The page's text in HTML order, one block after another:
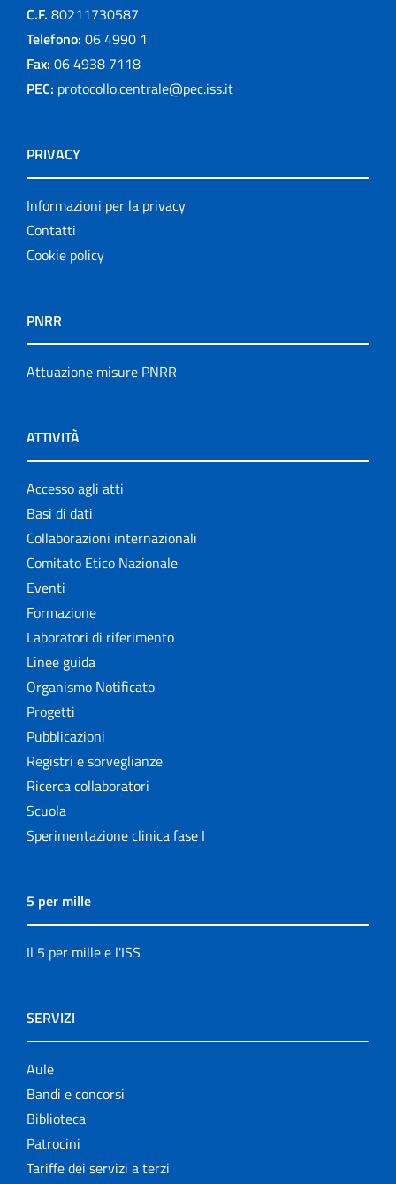
C.F. 80211730587
Telefono: 06 4990 1
Fax: 06 4938 7118
PEC: protocollo.centrale@pec.iss.it
PRIVACY
Informazioni per la privacy
Contatti
Cookie policy
PNRR
Attuazione misure PNRR
ATTIVITÀ
Accesso agli atti
Basi di dati
Collaborazioni internazionali
Comitato Etico Nazionale
Eventi
Formazione
Laboratori di riferimento
Linee guida
Organismo Notificato
Progetti
Pubblicazioni
Registri e sorveglianze
Ricerca collaboratori
Scuola
Sperimentazione clinica fase I
5 per mille
Il 5 per mille e l'ISS
SERVIZI
Aule
Bandi e concorsi
Biblioteca
Patrocini
Tariffe dei servizi a terzi